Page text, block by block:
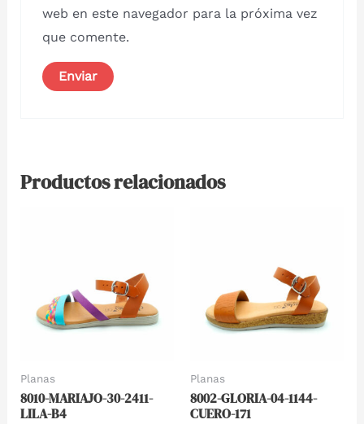
web en este navegador para la próxima vez
que comente.
Productos relacionados
Planas
8010-MARIAJO-30-2411-
LILA-B4
Planas
8002-GLORIA-04-1144-
CUERO-171